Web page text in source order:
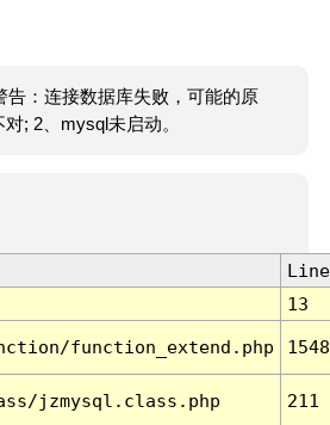
告：连接数据库失败，可能的原
; 2、mysql未启动。
Line
13
function_extend.php 1548
jzmysql.class.php 211